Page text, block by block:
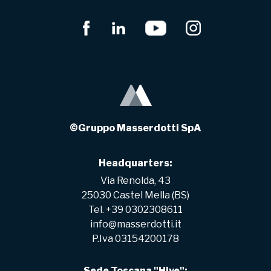
©Gruppo Masserdotti SpA
Headquarters:
Via Renolda, 43
25030 Castel Mella (BS)
Tel. +39 0302308611
info@masserdotti.it
P.Iva 03154200178